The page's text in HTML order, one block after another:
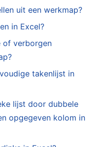
uit een werkmap?
in Excel?
of verborgen
takenlijst in
lijst door dubbele
opgegeven kolom in